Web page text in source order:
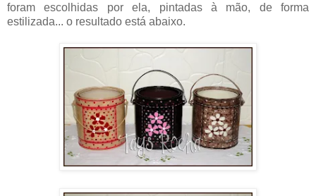
foram escolhidas por ela, pintadas à mão, de forma
estilizada... o resultado está abaixo.